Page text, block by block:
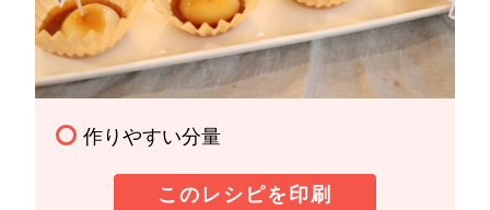
作りやすい分量
このレシピを印刷